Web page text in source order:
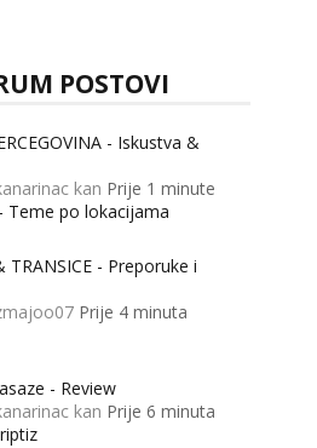
POSTOVI
- Iskustva &
kan Prije 1 minute
Teme po lokacijama
TRANSICE - Preporuke i
Prije 4 minuta
- Review
kan Prije 6 minuta